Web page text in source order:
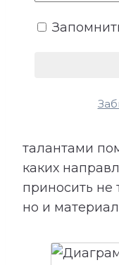
лишних
более
талантами
каких
приносить не
но и